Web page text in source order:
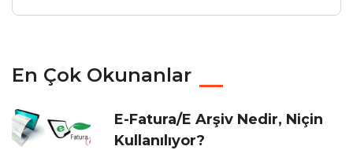
En Çok Okunanlar
E-Fatura/E Arşiv Nedir, Niçin
Kullanılıyor?